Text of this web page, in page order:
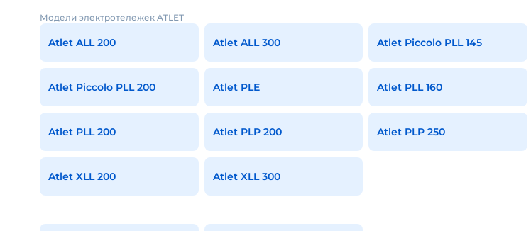
Модели электротележек ATLET
Atlet ALL 200 Atlet ALL 300 Atlet Piccolo PLL 145
Atlet Piccolo PLL 200 Atlet PLE Atlet PLL 160
Atlet PLL 200 Atlet PLP 200 Atlet PLP 250
Atlet XLL 200 Atlet XLL 300